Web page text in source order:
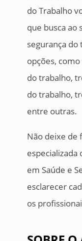
do Trabalho
que busca ao
segurança
opções,
do trabalho,
do trabalho,
entre outras.
Não deixe de
especializada
em Saúde e
esclarecer
os